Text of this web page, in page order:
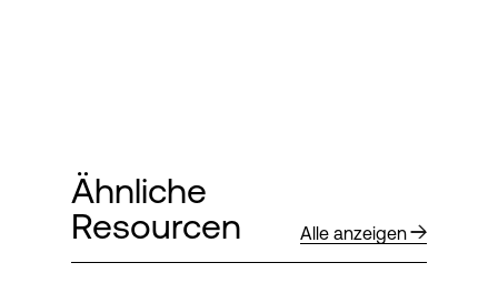
Ähnliche
Resourcen
Alle anzeigen